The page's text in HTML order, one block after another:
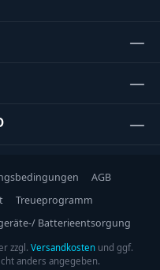
AGB
Treueprogramm
Batterieentsorgung
zzgl. Versandkosten und ggf.
anders angegeben.